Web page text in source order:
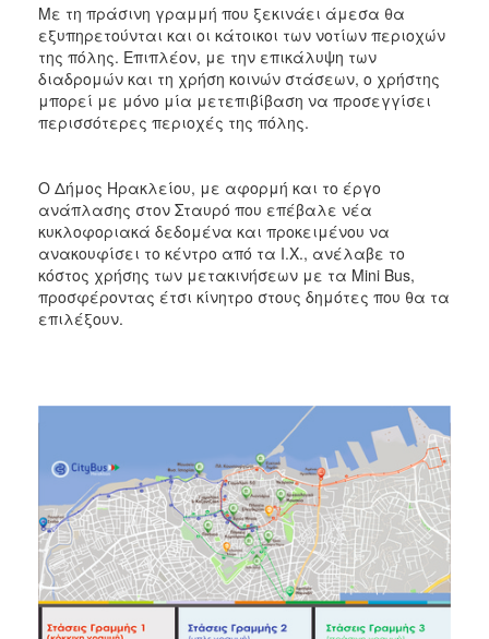
Με τη πράσινη γραμμή που ξεκινάει άμεσα θα
εξυπηρετούνται και οι κάτοικοι των νοτίων περιοχών
της πόλης. Επιπλέον, με την επικάλυψη των
διαδρομών και τη χρήση κοινών στάσεων, ο χρήστης
μπορεί με μόνο μία μετεπιβίβαση να προσεγγίσει
περισσότερες περιοχές της πόλης.
Ο Δήμος Ηρακλείου, με αφορμή και το έργο
ανάπλασης στον Σταυρό που επέβαλε νέα
κυκλοφοριακά δεδομένα και προκειμένου να
ανακουφίσει το κέντρο από τα Ι.Χ., ανέλαβε το
κόστος χρήσης των μετακινήσεων με τα Mini Bus,
προσφέροντας έτσι κίνητρο στους δημότες που θα τα
επιλέξουν.